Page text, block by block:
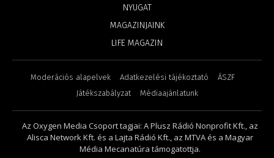
NYUGAT
MAGAZINJAINK
LIFE MAGAZIN
Moderációs alapelvek Adatkezelési tájékoztató
ÁSZF
Játékszabályzat
Médiaajánlatunk
Az Oxygen Media Csoport tagjai: A Plusz Rádió Nonprofit Kft., az
Alisca Network Kft. és a Lajta Rádió Kft., az MTVA és a Magyar
Média Mecanatúra támogatottja.